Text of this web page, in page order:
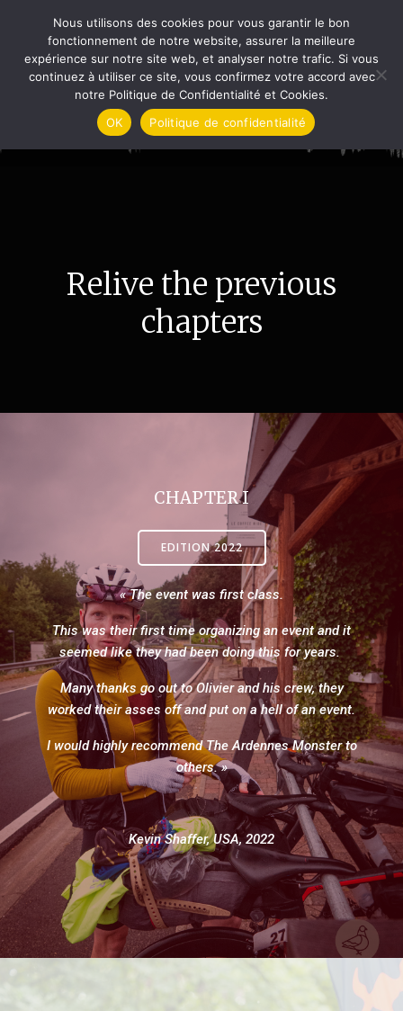
au
contenu
THE ARDENNES MONSTER
Editions précédentes
Relive the previous
chapters
CHAPTER I
EDITION 2022
« The event was first class.
This was their first time organizing an event and it
seemed like they had been doing this for years.
Many thanks go out to Olivier and his crew, they
worked their asses off and put on a hell of an event.
I would highly recommend The Ardennes Monster to
others. »
Kevin Shaffer, USA, 2022
Nous utilisons des cookies pour vous garantir le bon
fonctionnement de notre website, assurer la meilleure
expérience sur notre site web, et analyser notre trafic. Si vous
continuez à utiliser ce site, vous confirmez votre accord avec
notre Politique de Confidentialité et Cookies.
OK
Politique de confidentialité